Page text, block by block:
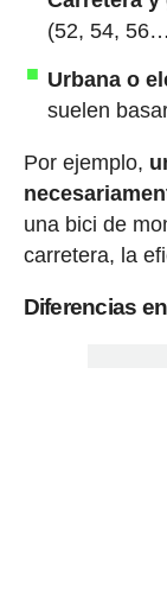
(52, 54,
Urbana o
suelen
Por ejemplo,
una bici de
carretera, la
Diferencias